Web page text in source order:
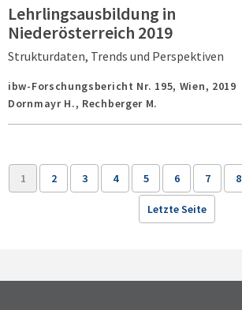
Lehrlingsausbildung in
Niederösterreich 2019
Strukturdaten, Trends und Perspektiven
ibw-Forschungsbericht Nr. 195, Wien, 2019
Dornmayr H., Rechberger M.
1 2 3 4 5 6 7 8
Letzte Seite